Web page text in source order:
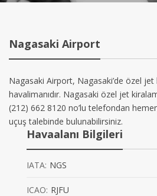
Nagasaki Airport
Nagasaki Airport, Nagasaki’de özel jet
havalimanıdır. Nagasaki özel jet
(212) 662 8120 no’lu telefondan
uçuş talebinde bulunabilirsiniz.
Havaalanı Bilgileri
IATA: NGS
ICAO: RJFU